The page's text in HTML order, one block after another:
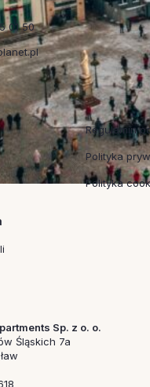
01 50
Regulaminy
Regulamin
Polityka
Polityka
Sp. z o. o.
Śląskich 7a